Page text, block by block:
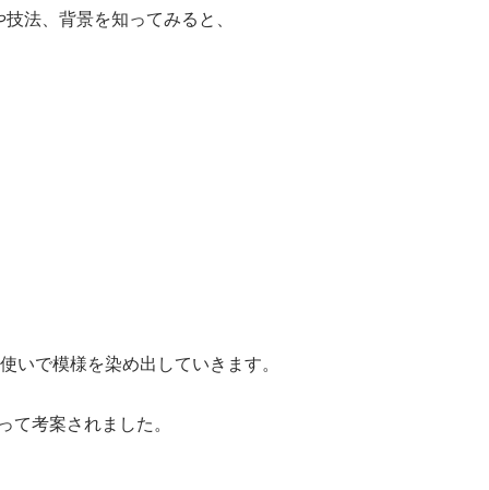
法、背景を知ってみると、
いで模様を染め出していきます。
考案されました。